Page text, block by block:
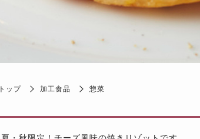
トップ 加工食品 惣菜